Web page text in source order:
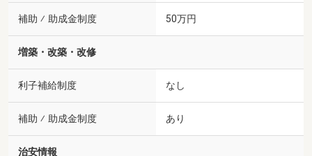
補助 ⁄ 助成金制度 50万円
増築・改築・改修
利子補給制度 なし
補助 ⁄ 助成金制度 あり
治安情報